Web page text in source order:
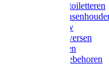
Poetsen & toiletteren
Zadel-/
Halstertouw
Halsters diversen
Hoofdstellen
Zadel & toebehoren